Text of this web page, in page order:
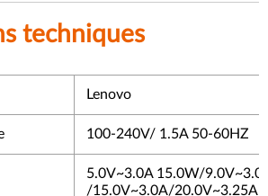
techniques
Lenovo
100-240V/ 1.5A 50-60HZ
5.0V~3.0A 15.0W/
/15.0V~3.0A/20.0V~3.25A